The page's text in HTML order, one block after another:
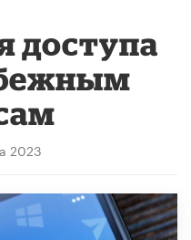
доступа
2023